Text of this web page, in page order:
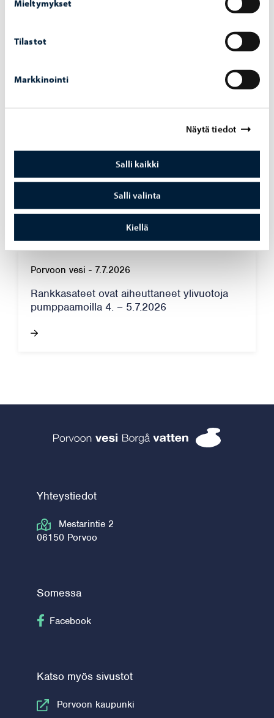
Mieltymykset
Tilastot
Markkinointi
Näytä tiedot
Salli kaikki
Salli valinta
Kiellä
Porvoon vesi poistaa säätöaseman
Gammelbackantien kohdalta – työt alkavat
Porvoon vesi -10.7.2026
laskutuslisän 1.9.2026 alkaen
Porvoon vesi - 7.7.2026
Rankkasateet ovat aiheuttaneet ylivuotoja
pumppaamoilla 4. – 5.7.2026
Yhteystiedot
Mestarintie 2
06150 Porvoo
Somessa
Seuraa Facebook
Facebook
Katso myös sivustot
Porvoon kaupunki